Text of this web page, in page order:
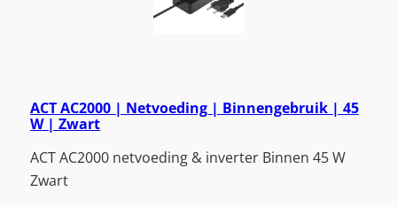
ACT AC2000 | Netvoeding | Binnengebruik | 45
W | Zwart
ACT AC2000 netvoeding & inverter Binnen 45 W
Zwart